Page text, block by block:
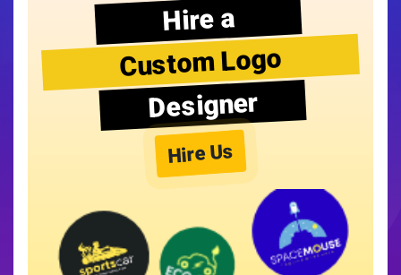
Hire a
Custom Logo
Designer
Hire Us